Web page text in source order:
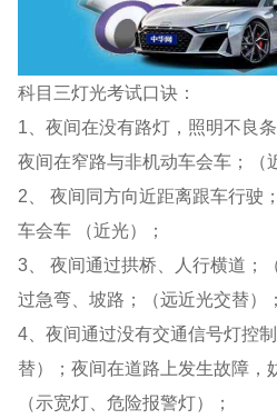
科目三灯光考试口诀：
1、夜间在没有路灯，照明不良
夜间在窄路与非机动车会车；（
2、 夜间同方向近距离跟车行驶
车会车 （近光）；
3、 夜间通过拱桥、人行横道；
过急弯、坡路；（远近光交替）；
4、夜间通过没有交通信号灯控
替）；夜间在道路上发生故障，
（示宽灯、危险报警灯）；